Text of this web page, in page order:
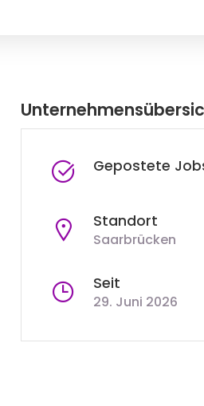
Gepostete
Standort
Saarbrücken
Seit
29. Juni 2026